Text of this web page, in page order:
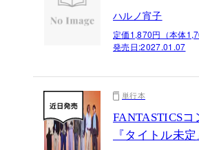
ハルノ宵子
定価1,870円（本体
発売日:2027.01.07
単行本
FANTASTICS
『タイトル未定